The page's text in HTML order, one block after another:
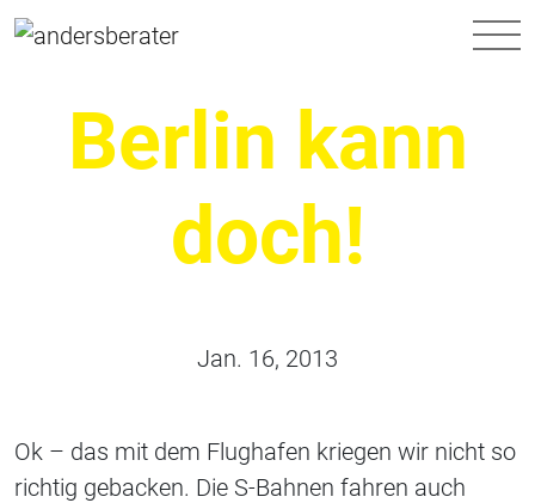
Hauptnavigation
Berlin kann
doch!
Jan. 16, 2013
Ok – das mit dem Flughafen kriegen wir nicht so
richtig gebacken. Die S-Bahnen fahren auch